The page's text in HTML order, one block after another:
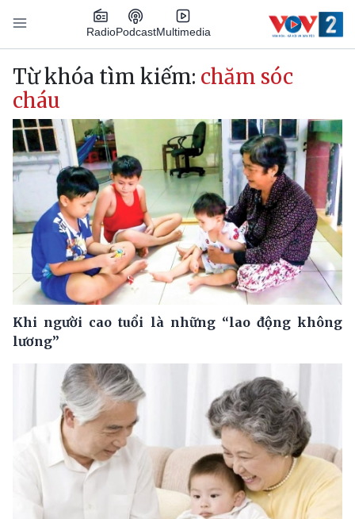
Nhảy đến nội dung
RadioPodcastMultimedia
Main navigation
Từ khóa tìm kiếm: chăm sóc
cháu
Khi người cao tuổi là những “lao động không
lương”